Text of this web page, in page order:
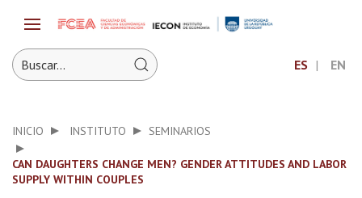
ES EN
INICIO INSTITUTO SEMINARIOS
CAN DAUGHTERS CHANGE MEN? GENDER ATTITUDES AND LABOR
SUPPLY WITHIN COUPLES